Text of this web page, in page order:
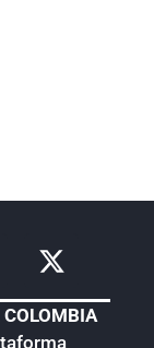
COLOMBIA